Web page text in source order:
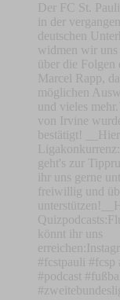
Der FC St.
in der
deutschen
widmen wir uns
über die Folgen
Marcel Rapp,
möglichen
und vieles
von Irvine
bestätigt!
geht's zur
ihr uns gerne
freiwillig und
könnt ihr uns
#fcstpauli
#podcast